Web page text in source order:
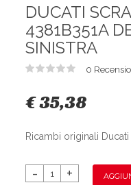
DUCATI
4381B351A
SINISTRA
0
€ 35,38
Ricambi originali